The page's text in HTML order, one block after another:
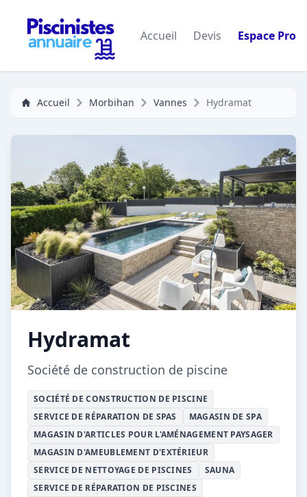
Accueil Devis Espace Pro
Accueil Morbihan Vannes Hydramat
Hydramat
Société de construction de piscine
SOCIÉTÉ DE CONSTRUCTION DE PISCINE
SERVICE DE RÉPARATION DE SPAS
MAGASIN DE SPA
MAGASIN D'ARTICLES POUR L'AMÉNAGEMENT PAYSAGER
MAGASIN D'AMEUBLEMENT D'EXTÉRIEUR
SERVICE DE NETTOYAGE DE PISCINES
SAUNA
SERVICE DE RÉPARATION DE PISCINES